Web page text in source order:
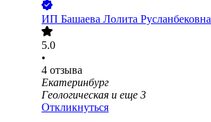
ИП Башаева Лолита Русланбековна
5.0
•
4 отзыва
Екатеринбург
Геологическая и еще 3
Откликнуться